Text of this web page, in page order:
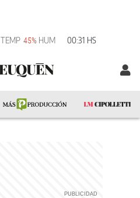
TEMP 45% HUM 00:31 HS